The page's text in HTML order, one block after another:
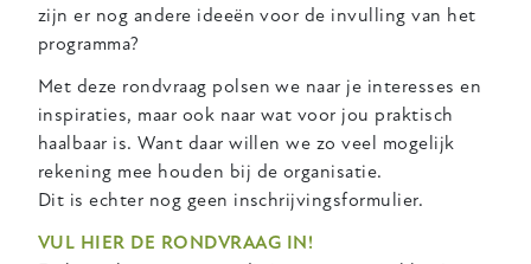
zijn er nog andere ideeën voor de invulling van het
programma?
Met deze rondvraag polsen we naar je interesses en
inspiraties, maar ook naar wat voor jou praktisch
haalbaar is. Want daar willen we zo veel mogelijk
rekening mee houden bij de organisatie.
Dit is echter nog geen inschrijvingsformulier.
VUL HIER DE RONDVRAAG IN!